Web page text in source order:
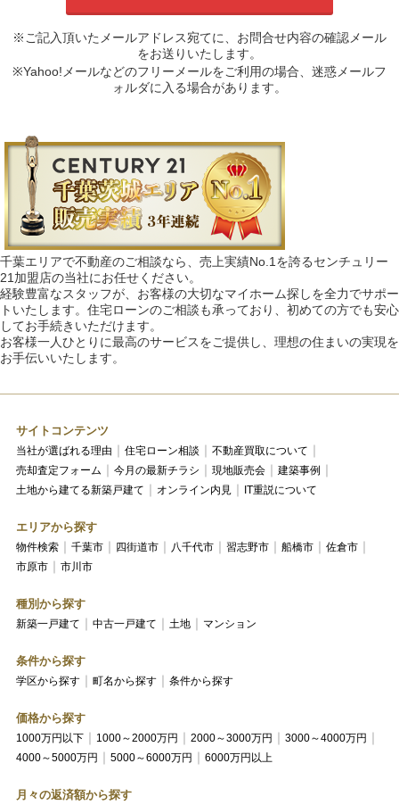
※ご記入頂いたメールアドレス宛てに、お問合せ内容の確認メール
をお送りいたします。
※Yahoo!メールなどのフリーメールをご利用の場合、迷惑メールフ
ォルダに入る場合があります。
千葉エリアで不動産のご相談なら、売上実績No.1を誇るセンチュリー
21加盟店の当社にお任せください。
経験豊富なスタッフが、お客様の大切なマイホーム探しを全力でサポー
トいたします。住宅ローンのご相談も承っており、初めての方でも安心
してお手続きいただけます。
お客様一人ひとりに最高のサービスをご提供し、理想の住まいの実現を
お手伝いいたします。
サイトコンテンツ
当社が選ばれる理由 住宅ローン相談
不動産買取について
売却査定フォーム
今月の最新チラシ 現地販売会
建築事例
土地から建てる新築戸建て
オンライン内見 IT重説について
エリアから探す
物件検索 千葉市 四街道市 八千代市 習志野市 船橋市
佐倉市
市原市
市川市
種別から探す
新築一戸建て 中古一戸建て 土地 マンション
条件から探す
学区から探す 町名から探す 条件から探す
価格から探す
1000万円以下 1000～2000万円 2000～3000万円
3000～4000万円
4000～5000万円
5000～6000万円 6000万円以上
月々の返済額から探す